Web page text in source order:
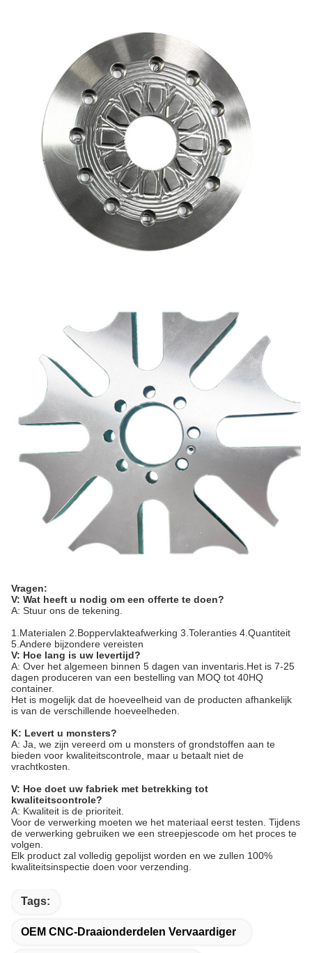
Vragen:
V: Wat heeft u nodig om een offerte te doen?
A: Stuur ons de tekening.
1.Materialen 2.Boppervlakteafwerking 3.Toleranties 4.Quantiteit
5.Andere bijzondere vereisten
V: Hoe lang is uw levertijd?
A: Over het algemeen binnen 5 dagen van inventaris.Het is 7-25
dagen produceren van een bestelling van MOQ tot 40HQ
container.
Het is mogelijk dat de hoeveelheid van de producten afhankelijk
is van de verschillende hoeveelheden.
K: Levert u monsters?
A: Ja, we zijn vereerd om u monsters of grondstoffen aan te
bieden voor kwaliteitscontrole, maar u betaalt niet de
vrachtkosten.
V: Hoe doet uw fabriek met betrekking tot
kwaliteitscontrole?
A: Kwaliteit is de prioriteit.
Voor de verwerking moeten we het materiaal eerst testen. Tijdens
de verwerking gebruiken we een streepjescode om het proces te
volgen.
Elk product zal volledig gepolijst worden en we zullen 100%
kwaliteitsinspectie doen voor verzending.
Tags:
OEM CNC-Draaionderdelen Vervaardiger